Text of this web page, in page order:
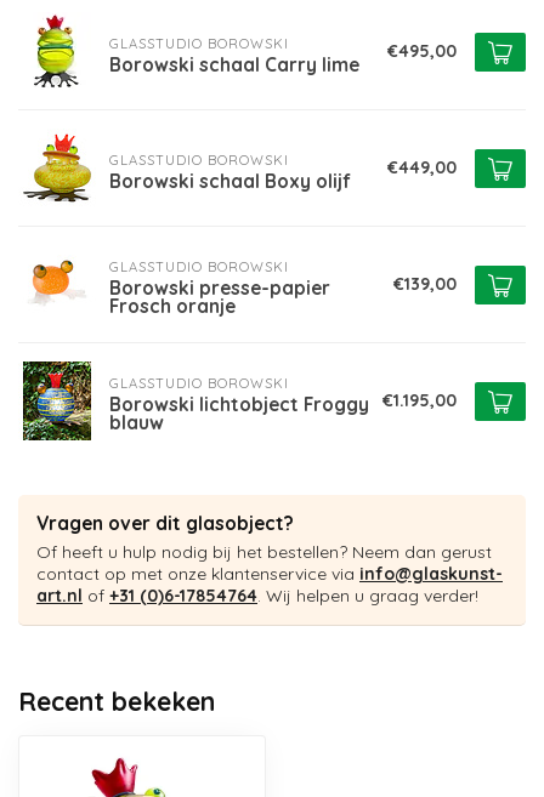
GLASSTUDIO BOROWSKI
Borowski schaal Carry lime
€495,00
GLASSTUDIO BOROWSKI
Borowski schaal Boxy olijf
€449,00
GLASSTUDIO BOROWSKI
Borowski presse-papier
Frosch oranje
€139,00
GLASSTUDIO BOROWSKI
Borowski lichtobject Froggy
blauw
€1.195,00
Vragen over dit glasobject?
Of heeft u hulp nodig bij het bestellen? Neem dan gerust
contact op met onze klantenservice via info@glaskunst-
art.nl of +31 (0)6-17854764. Wij helpen u graag verder!
Recent bekeken